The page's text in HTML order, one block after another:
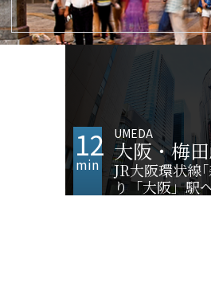
12
min
UMEDA
大阪・梅田
JR大阪環状線
り「大阪」駅